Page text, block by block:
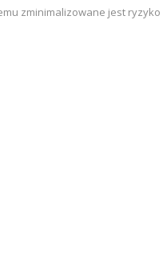
zminimalizowane jest ryzyko